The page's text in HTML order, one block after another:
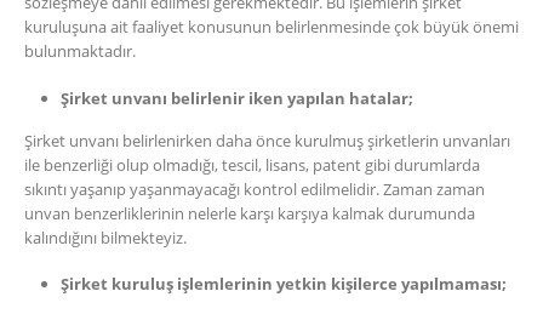
kuruluşuna ait faaliyet konusunun belirlenmesinde çok büyük önemi
bulunmaktadır.
Şirket unvanı belirlenir iken yapılan hatalar;
Şirket unvanı belirlenirken daha önce kurulmuş şirketlerin unvanları
ile benzerliği olup olmadığı, tescil, lisans, patent gibi durumlarda
sıkıntı yaşanıp yaşanmayacağı kontrol edilmelidir. Zaman zaman
unvan benzerliklerinin nelerle karşı karşıya kalmak durumunda
kalındığını bilmekteyiz.
Şirket kuruluş işlemlerinin yetkin kişilerce yapılmaması;